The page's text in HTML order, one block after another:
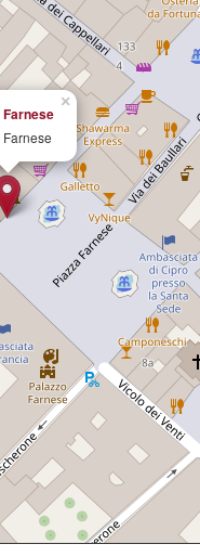
×
Farnese